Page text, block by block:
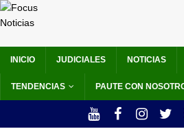
INICIO JUDICIALES NOTICIAS
TENDENCIAS PAUTE CON